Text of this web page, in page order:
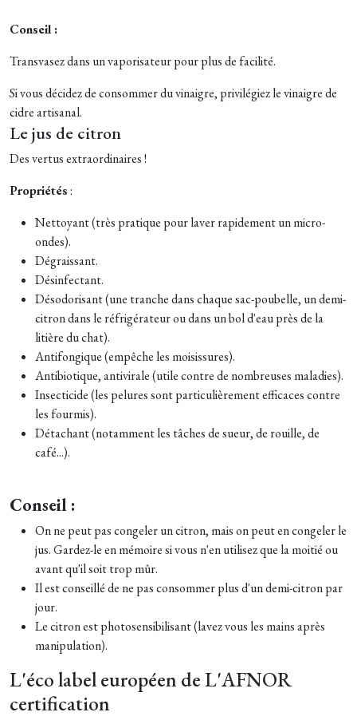
Conseil :
Transvasez dans un vaporisateur pour plus de facilité.
Si vous décidez de consommer du vinaigre, privilégiez le vinaigre de
cidre artisanal.
Le jus de citron
Des vertus extraordinaires !
Propriétés:
Nettoyant (très pratique pour laver rapidement un micro-
ondes).
Dégraissant.
Désinfectant.
Désodorisant (une tranche dans chaque sac-poubelle, un demi-
citron dans le réfrigérateur ou dans un bol d'eau près de la
litière du chat).
Antifongique (empêche les moisissures).
Antibiotique, antivirale (utile contre de nombreuses maladies).
Insecticide (les pelures sont particulièrement efficaces contre
les fourmis).
Détachant (notamment les tâches de sueur, de rouille, de
café...).
Conseil :
On ne peut pas congeler un citron, mais on peut en congeler le
jus. Gardez-le en mémoire si vous n'en utilisez que la moitié ou
avant qu'il soit trop mûr.
Il est conseillé de ne pas consommer plus d'un demi-citron par
jour.
Le citron est photosensibilisant (lavez vous les mains après
manipulation).
L'éco label européen de L'AFNOR
certification